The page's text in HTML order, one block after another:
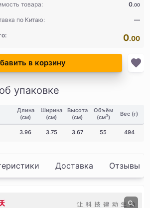
товара: 0.00
по Китаю: —
0.00
в корзину
упаковке
Длина
(см)
Ширина
(см)
Высота
(см)
Объём
(см3) Вес (г)
3.96 3.75 3.67 55 494
Доставка Отзывы